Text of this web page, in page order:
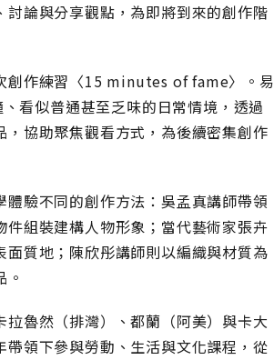
論與分享觀點，為即將到來的創作階
創作練習〈15 minutes of fame〉。易
看似普通甚至乏味的日常情境，透過
協助聚焦觀看方式，為後續密集創作
驗不同的創作方法：吳孟真講師帶領
組裝建構人物形象；當代藝術家張卉
質地；陳欣彤講師則以編織與材質為
魯然（排灣）、都蘭（阿美）與卡大
領下參與勞動、生活與文化課程，從